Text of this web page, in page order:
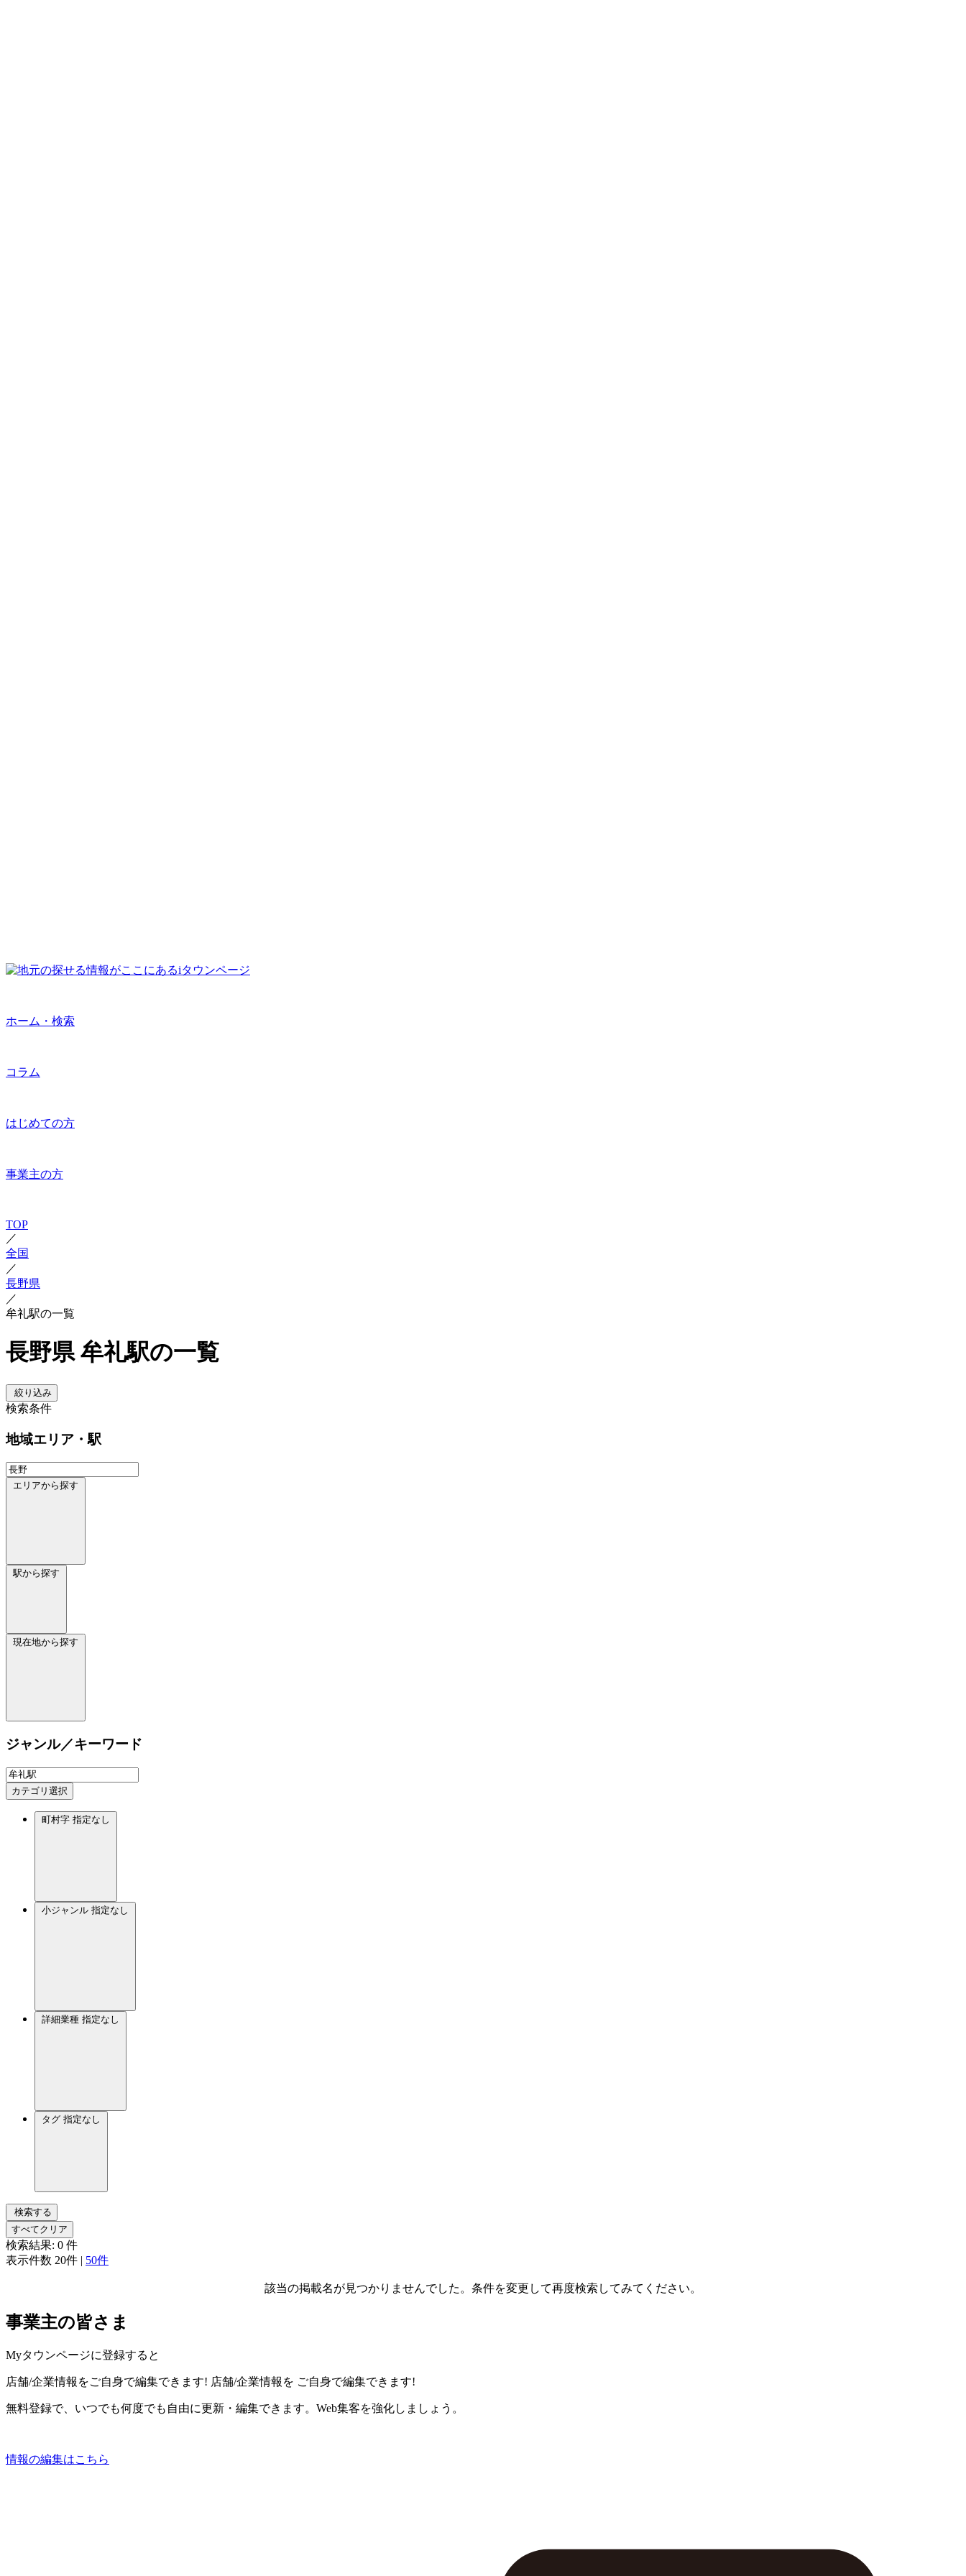
ホーム・検索
コラム
はじめての方
事業主の方
TOP
／
全国
／
長野県
／
牟礼駅の一覧
長野県 牟礼駅の一覧
絞り込み
検索条件
地域エリア・駅
エリアから探す
駅から探す
現在地から探す
ジャンル／キーワード
カテゴリ選択
町村字 指定なし
小ジャンル 指定なし
詳細業種 指定なし
タグ 指定なし
検索する
すべてクリア
検索結果: 0 件
表示件数 20件 | 50件
該当の掲載名が見つかりませんでした。条件を変更して再度検索してみてください。
事業主の皆さま
Myタウンページに登録すると
店舗/企業情報をご自身で編集できます! 店舗/企業情報を ご自身で編集できます!
無料登録で、いつでも何度でも自由に更新・編集できます。Web集客を強化しましょう。
情報の編集はこちら